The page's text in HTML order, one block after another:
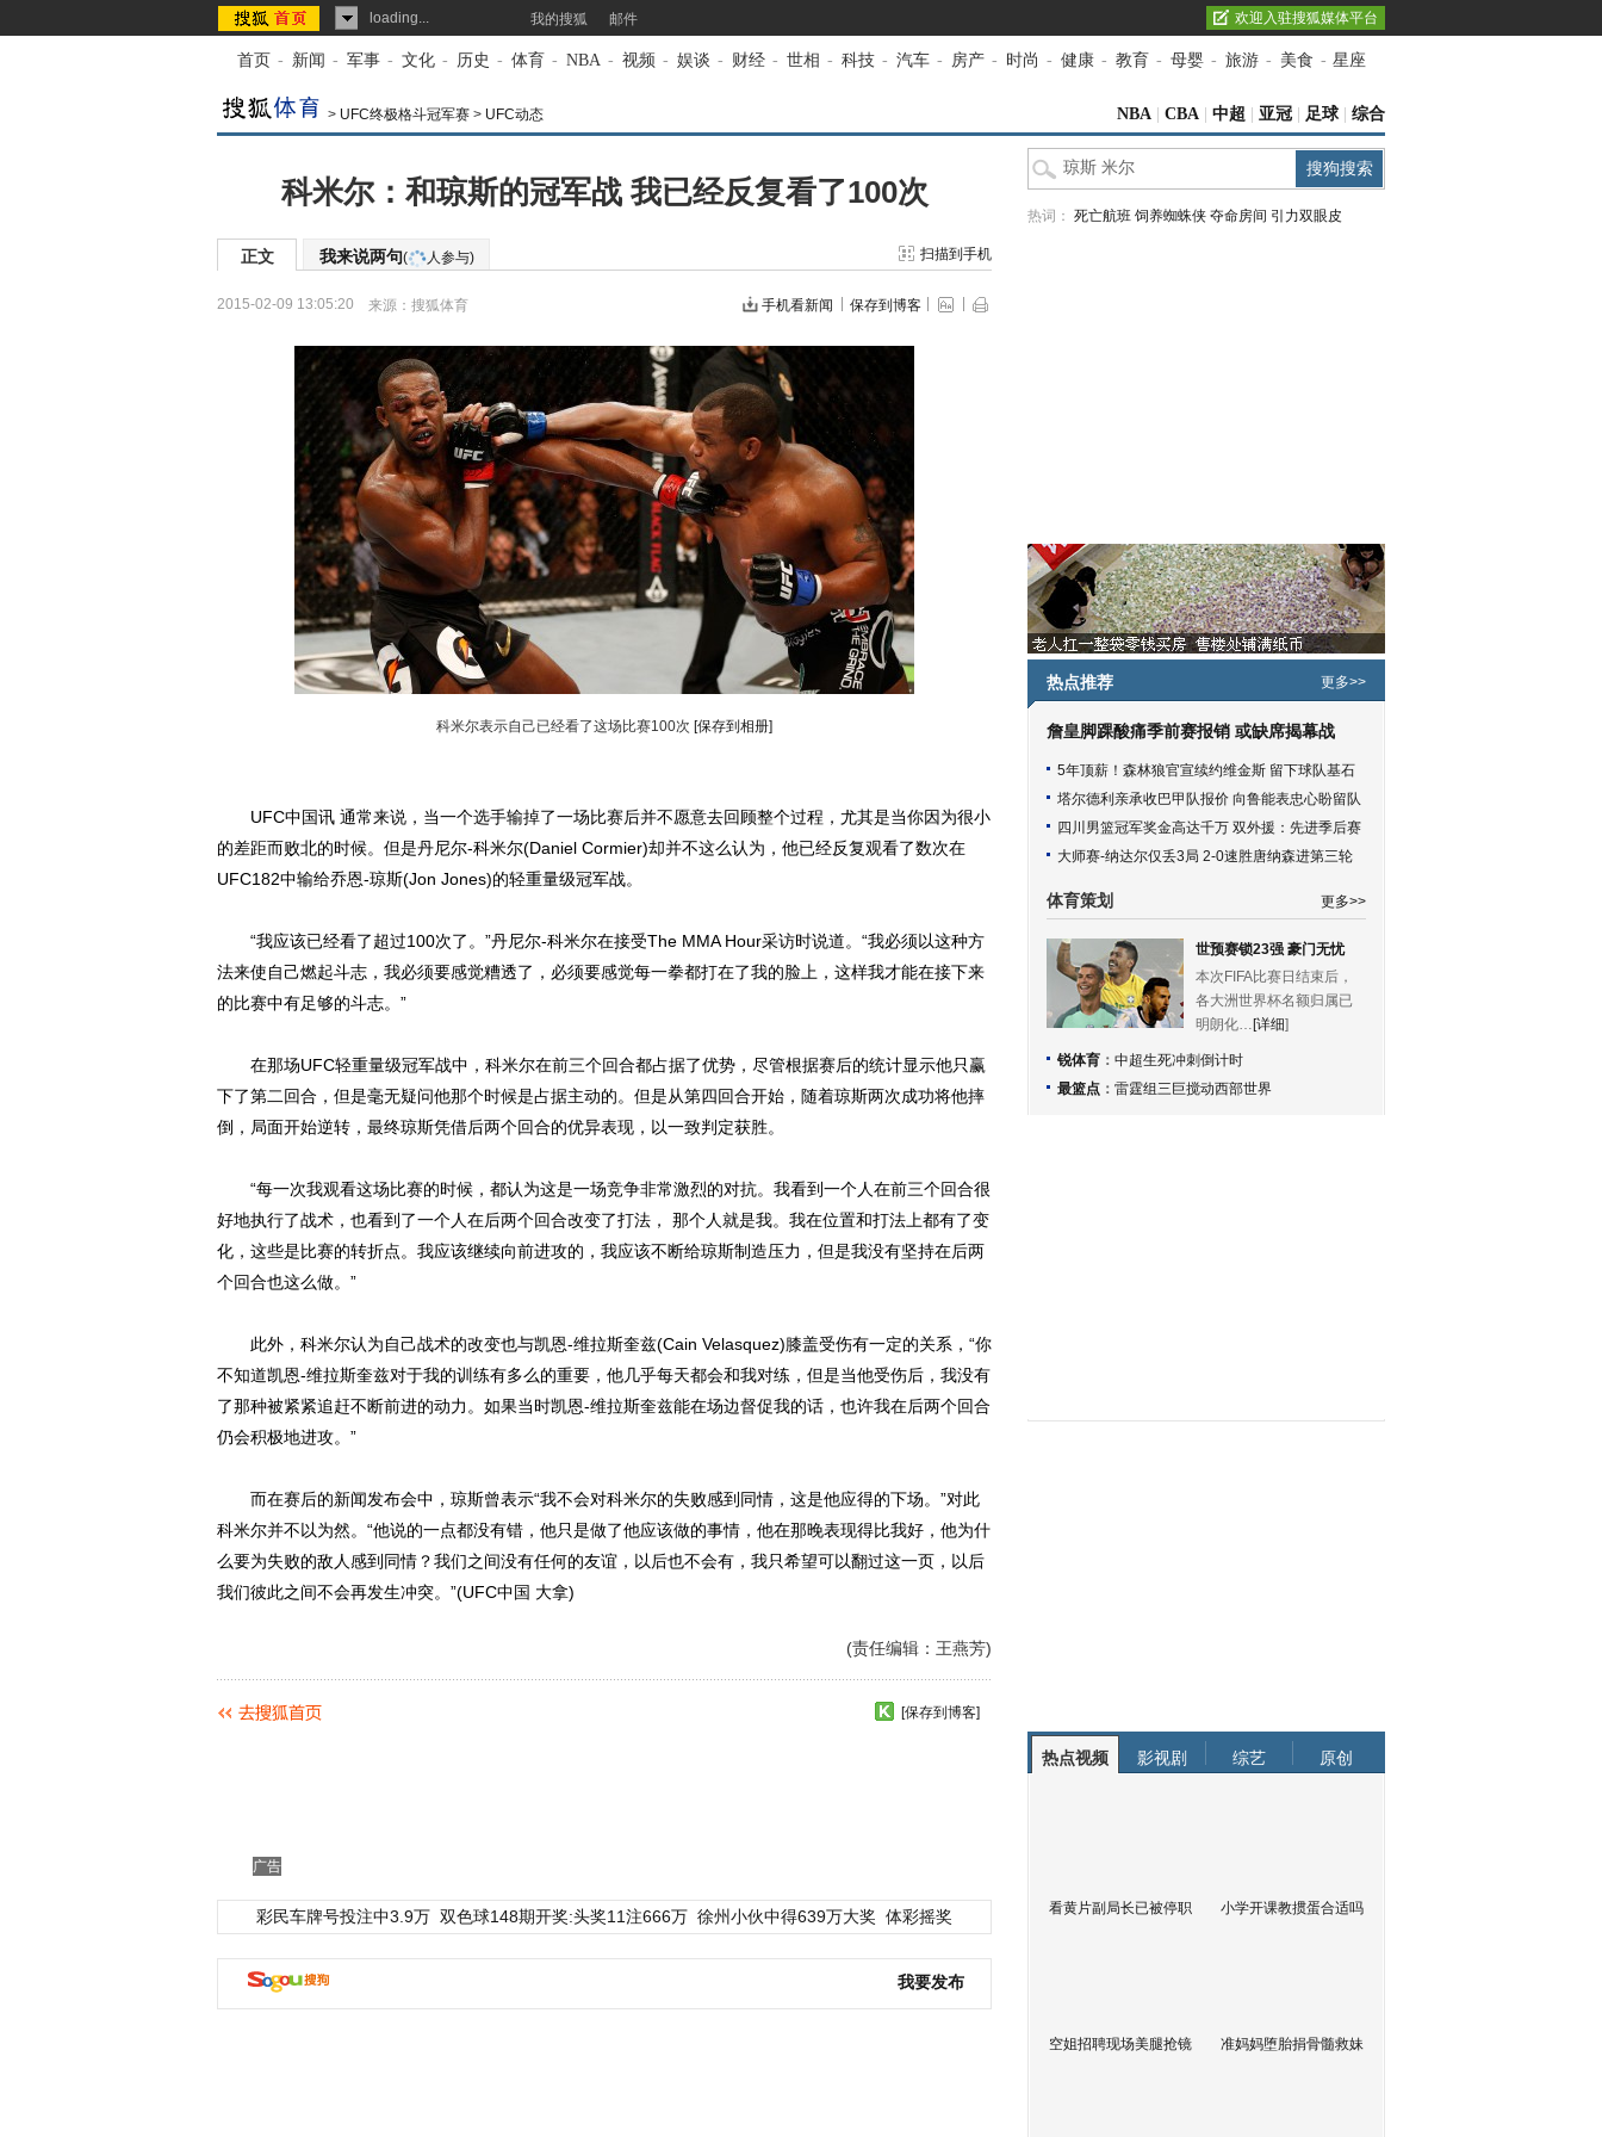
loading... 我的搜狐 邮件 欢迎入驻搜狐媒体平台
首页 - 新闻 - 军事 - 文化 - 历史 - 体育 - NBA - 视频 - 娱谈 - 财经 - 世相 - 科技 - 汽车 - 房产 - 时尚 - 健康 - 教育 - 母婴 - 旅游 - 美食 - 星座
> UFC终极格斗冠军赛 > UFC动态 NBA CBA 中超 亚冠 足球 综合
科米尔：和琼斯的冠军战 我已经反复看了100次
正文 我来说两句( 人参与) 扫描到手机
2015-02-09 13:05:20 来源： 搜狐体育 手机看新闻 保存到博客
科米尔表示自己已经看了这场比赛100次 [保存到相册]
UFC中国讯 通常来说，当一个选手输掉了一场比赛后并不愿意去回顾整个过程，尤其是当你因为很小
的差距而败北的时候。但是丹尼尔-科米尔(Daniel Cormier)却并不这么认为，他已经反复观看了数次在
UFC182中输给乔恩-琼斯(Jon Jones)的轻重量级冠军战。
“我应该已经看了超过100次了。”丹尼尔-科米尔在接受The MMA Hour采访时说道。“我必须以这种方
法来使自己燃起斗志，我必须要感觉糟透了，必须要感觉每一拳都打在了我的脸上，这样我才能在接下来
的比赛中有足够的斗志。”
在那场UFC轻重量级冠军战中，科米尔在前三个回合都占据了优势，尽管根据赛后的统计显示他只赢
下了第二回合，但是毫无疑问他那个时候是占据主动的。但是从第四回合开始，随着琼斯两次成功将他摔
倒，局面开始逆转，最终琼斯凭借后两个回合的优异表现，以一致判定获胜。
“每一次我观看这场比赛的时候，都认为这是一场竞争非常激烈的对抗。我看到一个人在前三个回合很
好地执行了战术，也看到了一个人在后两个回合改变了打法， 那个人就是我。我在位置和打法上都有了变
化，这些是比赛的转折点。我应该继续向前进攻的，我应该不断给琼斯制造压力，但是我没有坚持在后两
个回合也这么做。”
此外，科米尔认为自己战术的改变也与凯恩-维拉斯奎兹(Cain Velasquez)膝盖受伤有一定的关系，“你
不知道凯恩-维拉斯奎兹对于我的训练有多么的重要，他几乎每天都会和我对练，但是当他受伤后，我没有
了那种被紧紧追赶不断前进的动力。如果当时凯恩-维拉斯奎兹能在场边督促我的话，也许我在后两个回合
仍会积极地进攻。”
而在赛后的新闻发布会中，琼斯曾表示“我不会对科米尔的失败感到同情，这是他应得的下场。”对此
科米尔并不以为然。“他说的一点都没有错，他只是做了他应该做的事情，他在那晚表现得比我好，他为什
么要为失败的敌人感到同情？我们之间没有任何的友谊，以后也不会有，我只希望可以翻过这一页，以后
我们彼此之间不会再发生冲突。”(UFC中国 大拿)
(责任编辑：王燕芳)
[保存到博客]
广告
彩民车牌号投注中3.9万 双色球148期开奖:头奖11注666万 徐州小伙中得639万大奖 体彩摇奖
我要发布
热词： 死亡航班 饲养蜘蛛侠 夺命房间 引力双眼皮
热点推荐 更多>>
詹皇脚踝酸痛季前赛报销 或缺席揭幕战
5年顶薪！森林狼官宣续约维金斯 留下球队基石
塔尔德利亲承收巴甲队报价 向鲁能表忠心盼留队
四川男篮冠军奖金高达千万 双外援：先进季后赛
大师赛-纳达尔仅丢3局 2-0速胜唐纳森进第三轮
体育策划 更多>>
世预赛锁23强 豪门无忧
本次FIFA比赛日结束后，
各大洲世界杯名额归属已
明朗化… [详细]
锐体育 ： 中超生死冲刺倒计时
最篮点 ： 雷霆组三巨搅动西部世界
热点视频 影视剧 综艺 原创
看黄片副局长已被停职 小学开课教掼蛋合适吗
空姐招聘现场美腿抢镜 准妈妈堕胎捐骨髓救妹